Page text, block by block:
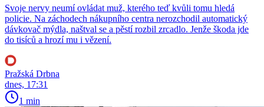
Svoje nervy neumí ovládat muž, kterého teď kvůli tomu hledá
policie. Na záchodech nákupního centra nerozchodil automatický
dávkovač mýdla, naštval se a pěstí rozbil zrcadlo. Jenže škoda jde
do tisíců a hrozí mu i vězení.
Pražská Drbna
dnes, 17:31
1 min